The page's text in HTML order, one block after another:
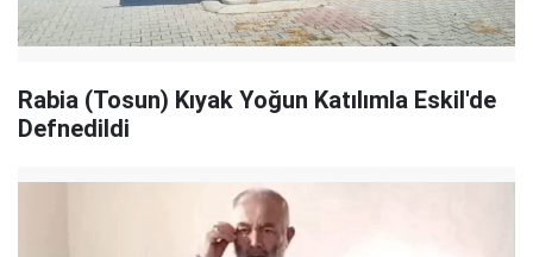
Rabia (Tosun) Kıyak Yoğun Katılımla Eskil'de
Defnedildi